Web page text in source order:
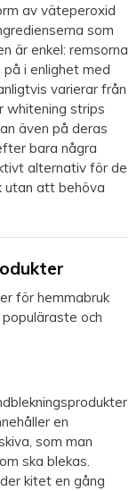
av väteperoxid
som
är enkel: remsorna
i enlighet med
varierar från
whitening strips
även på deras
bara några
alternativ för de
utan att behöva
för hemmabruk
och
en
som man
ska blekas.
kitet en gång